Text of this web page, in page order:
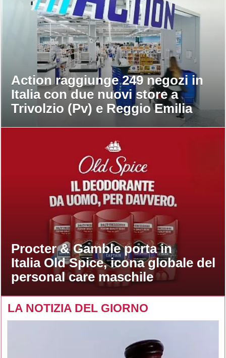
Action raggiunge 249 negozi in
Italia con due nuovi store a
Trivolzio (Pv) e Reggio Emilia
Procter & Gamble porta in
Italia Old Spice, icona globale del
personal care maschile
LA NOTIZIA DEL GIORNO